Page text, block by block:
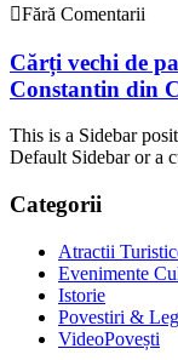
Fără Comentarii
Cărți vechi de
Constantin din
This is a Sidebar
Default Sidebar or a
Categorii
Atractii
Evenimente
Istorie
Povestiri &
VideoPovești